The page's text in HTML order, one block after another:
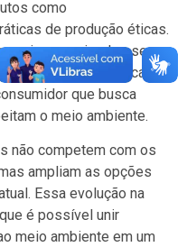
como
de produção éticas.
pois eles se
tendência de mercado,
que busca
o meio ambiente.
não competem com os
ampliam as opções
Essa evolução na
é possível unir
meio ambiente em um